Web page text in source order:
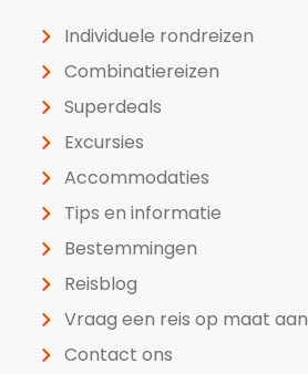
Individuele rondreizen
Combinatiereizen
Superdeals
Excursies
Accommodaties
Tips en informatie
Bestemmingen
Reisblog
Vraag een reis op maat aan
Contact ons